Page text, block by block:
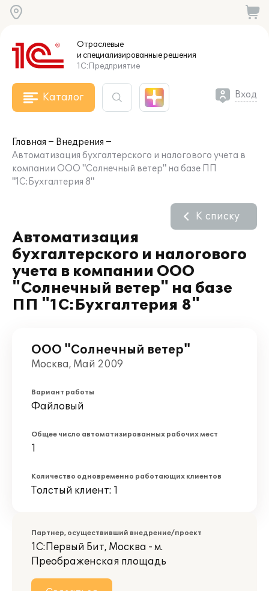
Отраслевые
и специализированныерешения
1С:Предприятие
Каталог Вход
Главная
Внедрения
Автоматизация бухгалтерского и налогового учета в
компании ООО "Солнечный ветер" на базе ПП
"1С:Бухгалтерия 8"
Автоматизация
бухгалтерского и налогового
учета в компании ООО
"Солнечный ветер" на базе
ПП "1С:Бухгалтерия 8"
К списку
ООО "Солнечный ветер"
Москва, Май 2009
Вариант работы
Файловый
Общее число автоматизированных рабочих мест
1
Количество одновременно работающих клиентов
Толстый клиент: 1
Партнер, осуществивший внедрение/проект
1С:Первый Бит, Москва - м.
Преображенская площадь